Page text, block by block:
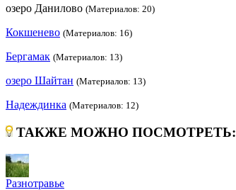
озеро Данилово (Материалов: 20)
Кокшенево (Материалов: 16)
Бергамак (Материалов: 13)
озеро Шайтан (Материалов: 13)
Надеждинка (Материалов: 12)
ТАКЖЕ МОЖНО ПОСМОТРЕТЬ:
Разнотравье